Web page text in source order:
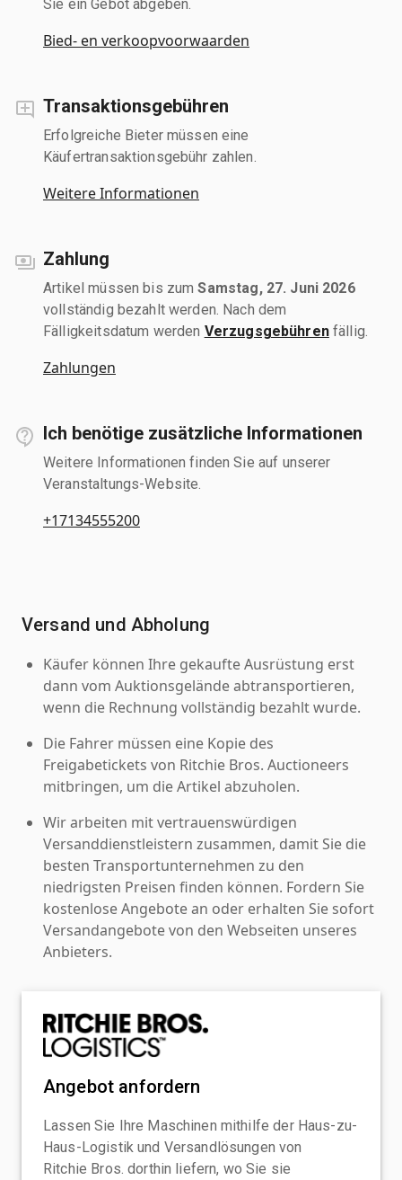
Sie ein Gebot abgeben.
Bied- en verkoopvoorwaarden
Transaktionsgebühren
Erfolgreiche Bieter müssen eine
Käufertransaktionsgebühr zahlen.
Weitere Informationen
Zahlung
Artikel müssen bis zumSamstag, 27. Juni 2026
vollständig bezahlt werden. Nach dem
Fälligkeitsdatum werden Verzugsgebührenfällig.
Zahlungen
Ich benötige zusätzliche Informationen
Weitere Informationen finden Sie auf unserer
Veranstaltungs-Website.
+17134555200
Versand und Abholung
Käufer können Ihre gekaufte Ausrüstung erst
dann vom Auktionsgelände abtransportieren,
wenn die Rechnung vollständig bezahlt wurde.
Die Fahrer müssen eine Kopie des
Freigabetickets von Ritchie Bros. Auctioneers
mitbringen, um die Artikel abzuholen.
Wir arbeiten mit vertrauenswürdigen
Versanddienstleistern zusammen, damit Sie die
besten Transportunternehmen zu den
niedrigsten Preisen finden können. Fordern Sie
kostenlose Angebote an oder erhalten Sie sofort
Versandangebote von den Webseiten unseres
Anbieters.
Angebot anfordern
Lassen Sie Ihre Maschinen mithilfe der Haus-zu-
Haus-Logistik und Versandlösungen von
Ritchie Bros. dorthin liefern, wo Sie sie